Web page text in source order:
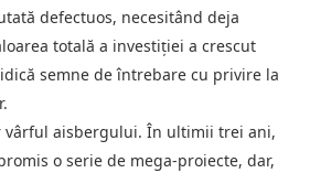
defectuos, necesitând deja
totală a investiției a crescut
semne de întrebare cu privire la
vârful aisbergului. În ultimii trei ani,
o serie de mega-proiecte, dar,